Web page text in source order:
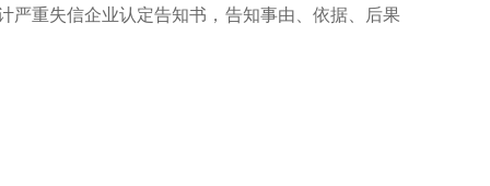
严重失信企业认定告知书，告知事由、依据、后果